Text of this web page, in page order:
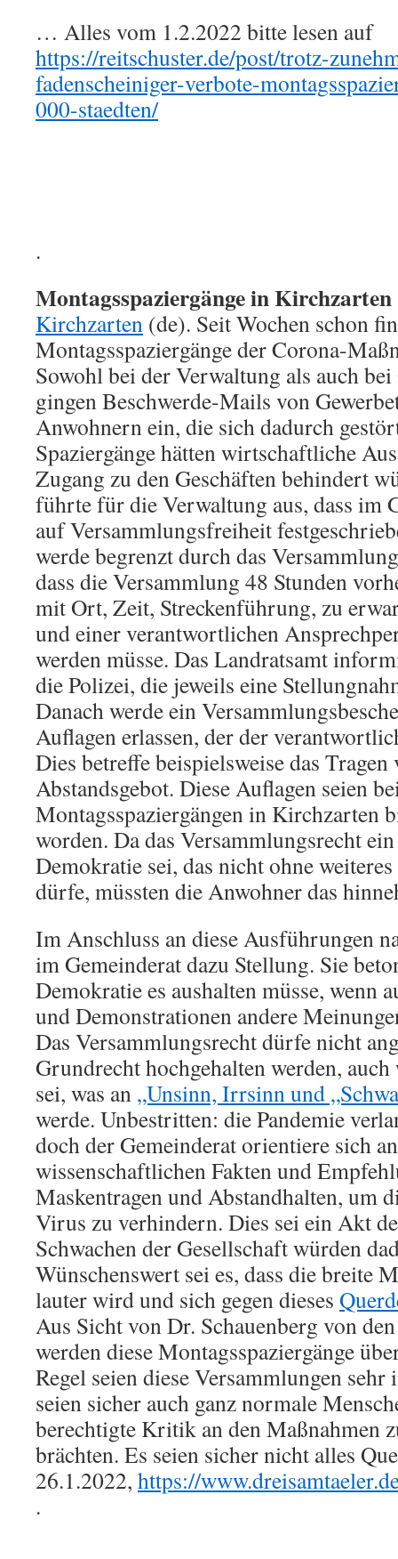
… Alles vom 1.2.2022 bitte lesen auf
https://reitschuster.de/post/trotz-
fadenscheiniger-verbote-
000-staedten/
.
Montagsspaziergänge in Kirchzarten
Kirchzarten (de). Seit Wochen schon
Montagsspaziergänge der Corona-
Sowohl bei der Verwaltung als auch
gingen Beschwerde-Mails von
Anwohnern ein, die sich dadurch
Spaziergänge hätten wirtschaftliche
Zugang zu den Geschäften behindert
führte für die Verwaltung aus, dass im
auf Versammlungsfreiheit
werde begrenzt durch das
dass die Versammlung 48 Stunden
mit Ort, Zeit, Streckenführung, zu
und einer verantwortlichen
werden müsse. Das Landratsamt
die Polizei, die jeweils eine
Danach werde ein
Auflagen erlassen, der der
Dies betreffe beispielsweise das
Abstandsgebot. Diese Auflagen seien
Montagsspaziergängen in Kirchzarten
worden. Da das Versammlungsrecht
Demokratie sei, das nicht ohne
dürfe, müssten die Anwohner das
Im Anschluss an diese Ausführungen
im Gemeinderat dazu Stellung. Sie
Demokratie es aushalten müsse, wenn
und Demonstrationen andere
Das Versammlungsrecht dürfe nicht
Grundrecht hochgehalten werden, auch
sei, was an „Unsinn, Irrsinn und
werde. Unbestritten: die Pandemie
doch der Gemeinderat orientiere sich
wissenschaftlichen Fakten und
Maskentragen und Abstandhalten, um
Virus zu verhindern. Dies sei ein Akt
Schwachen der Gesellschaft würden
Wünschenswert sei es, dass die breite
lauter wird und sich gegen dieses
Aus Sicht von Dr. Schauenberg von
werden diese Montagsspaziergänge
Regel seien diese Versammlungen sehr
seien sicher auch ganz normale
berechtigte Kritik an den Maßnahmen
brächten. Es seien sicher nicht alles
26.1.2022, https://
.